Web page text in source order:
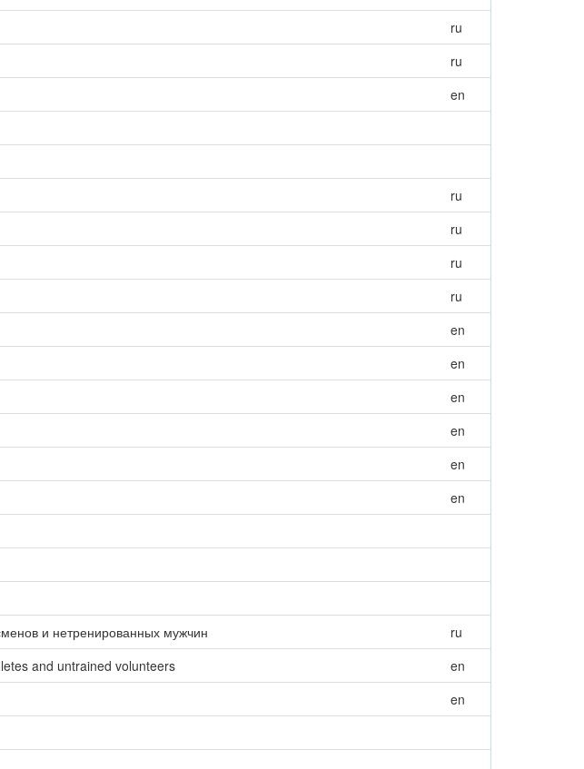
ru
ru
en
ru
ru
ru
ru
en
en
en
en
en
en
и нетренированных мужчин
ru
and untrained volunteers
en
en